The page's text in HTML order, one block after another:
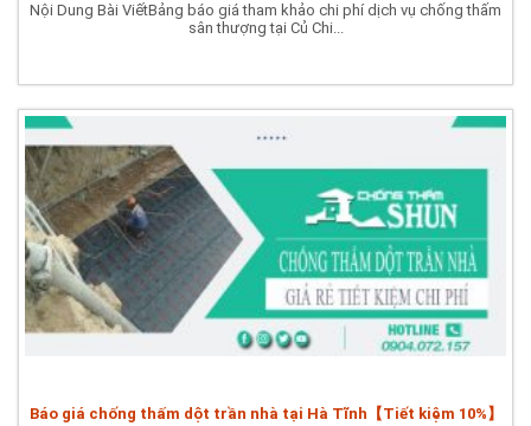
Nội Dung Bài ViếtBảng báo giá tham khảo chi phí dịch vụ chống thấm
sân thượng tại Củ Chi...
Báo giá chống thấm dột trần nhà tại Hà Tĩnh【Tiết kiệm 10%】